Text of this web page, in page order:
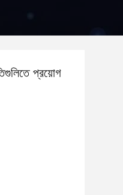
প্রয়োগ